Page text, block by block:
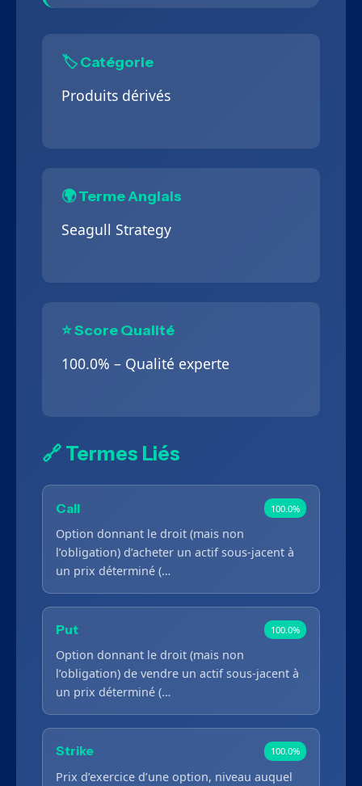
🏷️ Catégorie
Produits dérivés
🌍 Terme Anglais
Seagull Strategy
⭐ Score Qualité
100.0% – Qualité experte
🔗 Termes Liés
Call 100.0%
Option donnant le droit (mais non
l’obligation) d’acheter un actif sous-jacent à
un prix déterminé (…
Put 100.0%
Option donnant le droit (mais non
l’obligation) de vendre un actif sous-jacent à
un prix déterminé (…
Strike 100.0%
Prix d’exercice d’une option, niveau auquel